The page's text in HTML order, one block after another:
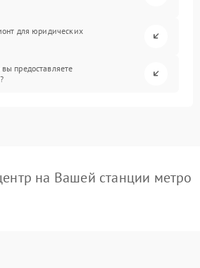
для юридических
предоставляете
на Вашей станции метро